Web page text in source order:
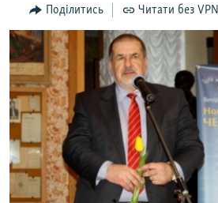
навігації
Перейти
до
пошуку
БЛОГИ
ПОГЛЯД
ІНТЕРВ'Ю
ВСЕ ЗА ДЕНЬ
СПЕЦПРОЕКТИ
ДЕПОРТАЦІЯ
ВІДЕОУРОКИ «ELIFBE»
ЯК ОБІЙТИ БЛОКУВАННЯ
Русский
Поділитись Читати без VPN